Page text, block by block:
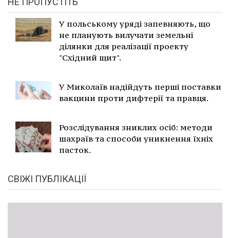
У польському уряді запевняють, що
не планують вилучати земельні
ділянки для реалізації проекту
"Східний щит".
У Миколаїв надійдуть перші поставки
вакцини проти дифтерії та правця.
Розслідування зниклих осіб: методи
шахраїв та способи уникнення їхніх
пасток.
СВІЖІ ПУБЛІКАЦІЇ